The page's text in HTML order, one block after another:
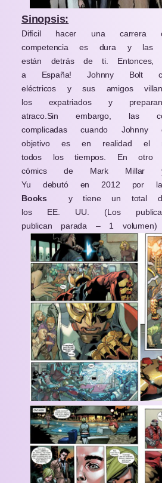
Sinopsis:
Difícil hacer una carrera
competencia es dura y las
están detrás de ti. Entonces,
a España! Johnny Bolt
eléctricos y sus amigos
los expatriados y
atraco.Sin embargo, las
complicadas cuando
objetivo es en realidad el
todos los tiempos. En otro
cómics
de
Mark Millar
Yu
debutó en 2012 por
Books
y tiene un total
los EE. UU. (Los
publican parada – 1 volumen)